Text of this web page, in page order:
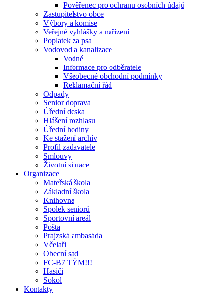
Pověřenec pro ochranu osobních údajů
Zastupitelstvo obce
Výbory a komise
Veřejné vyhlášky a nařízení
Poplatek za psa
Vodovod a kanalizace
Vodné
Informace pro odběratele
Všeobecné obchodní podmínky
Reklamační řád
Odpady
Senior doprava
Úřední deska
Hlášení rozhlasu
Úřední hodiny
Ke stažení archív
Profil zadavatele
Smlouvy
Životní situace
Organizace
Mateřská škola
Základní škola
Knihovna
Spolek seniorů
Sportovní areál
Pošta
Prajzská ambasáda
Včelaři
Obecní sad
FC-B7 TÝM!!!
Hasiči
Sokol
Kontakty